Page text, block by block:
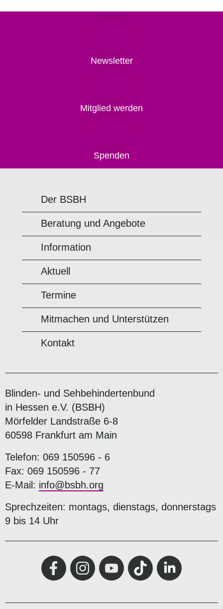
Newsletter
Mitglied werden
Spenden
Der BSBH
Beratung und Angebote
Information
Aktuell
Termine
Mitmachen und Unterstützen
Kontakt
Blinden- und Sehbehindertenbund
in Hessen e.V. (BSBH)
Mörfelder Landstraße 6-8
60598 Frankfurt am Main
Telefon: 069 150596 - 6
Fax: 069 150596 - 77
E-Mail: info@bsbh.org
Sprechzeiten: montags, dienstags, donnerstags
9 bis 14 Uhr